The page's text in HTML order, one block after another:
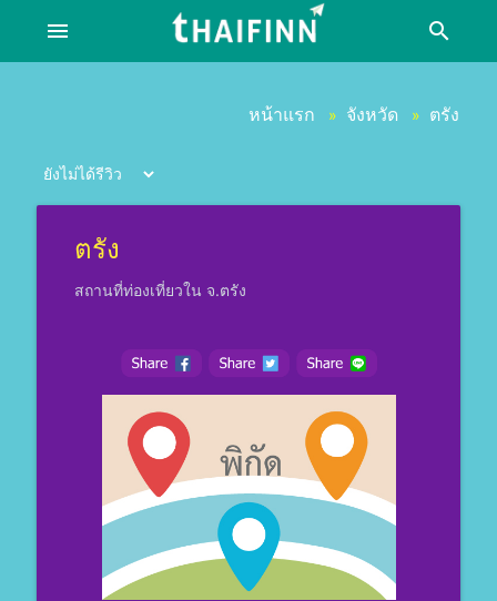
menu search
หน้าแรก » จังหวัด » ตรัง
ตรัง
สถานที่ท่องเที่ยวใน จ.ตรัง